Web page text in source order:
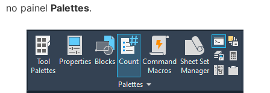
no painel Palettes.